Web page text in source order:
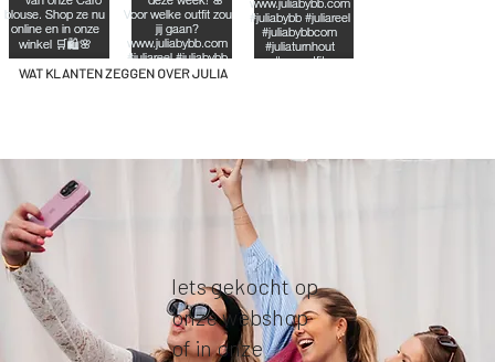
WAT KLANTEN ZEGGEN OVER JULIA
Iets gekocht op
onze webshop
of in onze